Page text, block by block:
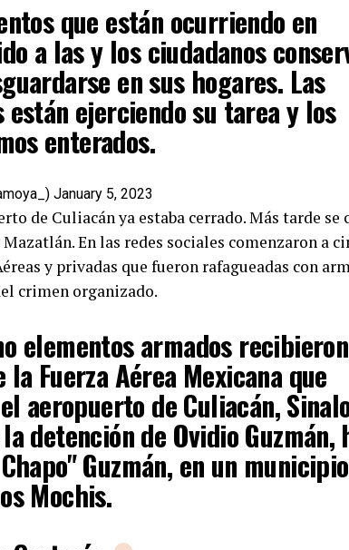
que están ocurriendo en
a las y los ciudadanos
en sus hogares. Las
están ejerciendo su tarea y los
enterados.
January 5, 2023
de Culiacán ya estaba cerrado. Más tarde
En las redes sociales comenzaron a
y privadas que fueron rafagueadas con
crimen organizado.
elementos armados
la Fuerza Aérea Mexicana que
aeropuerto de Culiacán,
detención de Ovidio Guzmán,
Guzmán, en un municipio
Mochis.